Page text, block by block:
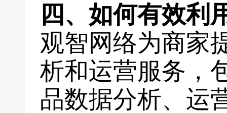
四、如何有效利
观智网络为商家
析和运营服务，
品数据分析、运